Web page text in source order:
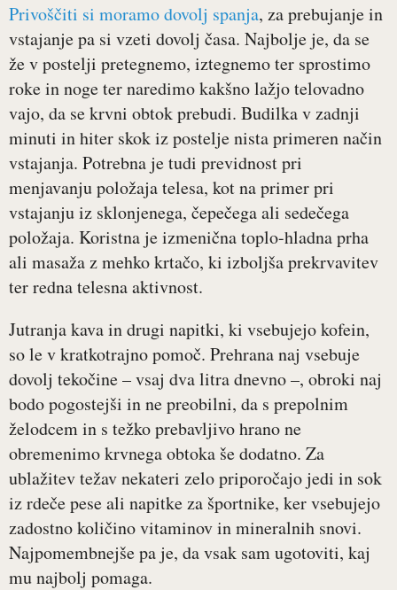
Privoščiti si moramo dovolj spanja, za prebujanje in
vstajanje pa si vzeti dovolj časa. Najbolje je, da se
že v postelji pretegnemo, iztegnemo ter sprostimo
roke in noge ter naredimo kakšno lažjo telovadno
vajo, da se krvni obtok prebudi. Budilka v zadnji
minuti in hiter skok iz postelje nista primeren način
vstajanja. Potrebna je tudi previdnost pri
menjavanju položaja telesa, kot na primer pri
vstajanju iz sklonjenega, čepečega ali sedečega
položaja. Koristna je izmenična toplo-hladna prha
ali masaža z mehko krtačo, ki izboljša prekrvavitev
ter redna telesna aktivnost.
Jutranja kava in drugi napitki, ki vsebujejo kofein,
so le v kratkotrajno pomoč. Prehrana naj vsebuje
dovolj tekočine – vsaj dva litra dnevno –, obroki naj
bodo pogostejši in ne preobilni, da s prepolnim
želodcem in s težko prebavljivo hrano ne
obremenimo krvnega obtoka še dodatno. Za
ublažitev težav nekateri zelo priporočajo jedi in sok
iz rdeče pese ali napitke za športnike, ker vsebujejo
zadostno količino vitaminov in mineralnih snovi.
Najpomembnejše pa je, da vsak sam ugotoviti, kaj
mu najbolj pomaga.